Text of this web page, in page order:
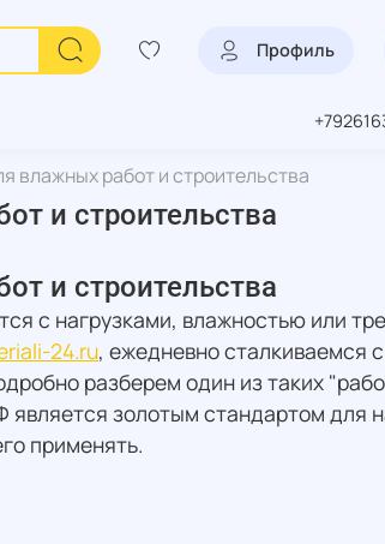
Профиль
работ и строительства
и строительства
и строительства
с нагрузками, влажностью или
24.ru, ежедневно сталкиваемся
разберем один из таких
золотым стандартом для
применять.